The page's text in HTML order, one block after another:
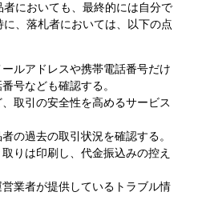
においても、最終的には自分で
、落札者においては、以下の点
ルアドレスや携帯電話番号だけ
号なども確認する。
取引の安全性を高めるサービス
の過去の取引状況を確認する。
りは印刷し、代金振込みの控え
業者が提供しているトラブル情